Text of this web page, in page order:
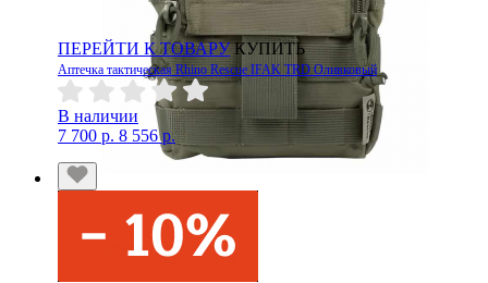
ПЕРЕЙТИ К ТОВАРУ КУПИТЬ
Аптечка тактическая Rhino Rescue IFAK TRD Оливковый
В наличии
7 700 р. 8 556 р.